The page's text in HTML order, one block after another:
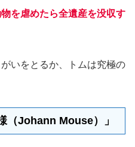
を虐めたら全遺産を没収す
いをとるか、トムは究極の
（Johann Mouse）」